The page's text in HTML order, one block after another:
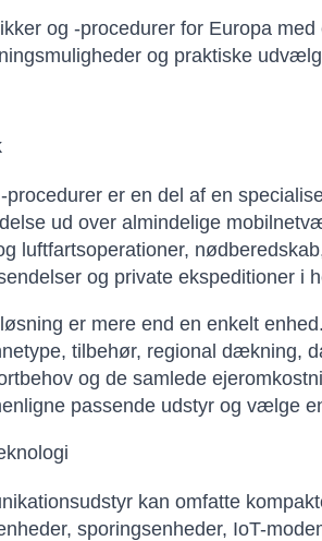
og -procedurer for Europa
og praktiske
er en del af en
ud over almindelige
luftfartsoperationer,
og private ekspeditioner i
er mere end en enkelt
tilbehør, regional dækning,
og de samlede
passende udstyr og vælge
kan omfatte
sporingsenheder, IoT-